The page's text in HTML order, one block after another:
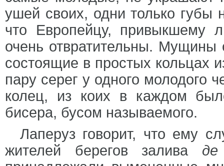
ушей своих, одни только губы
что Европейцу, привыкшему
очень отвратительны.
состоящие в простых кольцах
пару серег у одного молодого
колец, из коих в каждом
бисера, бусом называемого.
Лаперуз говорит, что ему
жителей берегов залива